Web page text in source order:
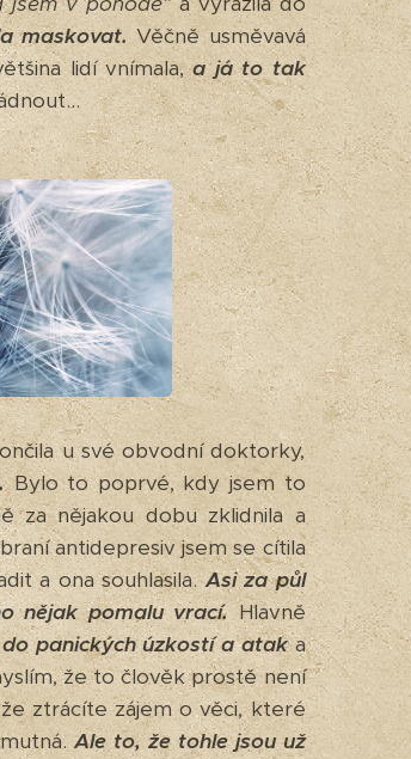
maskovat.Věčně usměvavá
lidí vnímala,a já to tak
u své obvodní doktorky,
Bylo to poprvé, kdy jsem to
za nějakou dobu zklidnila a
antidepresiv jsem se cítila
a ona souhlasila.Asi za půl
nějak pomalu vrací.Hlavně
do panických úzkostí a ataka
že to člověk prostě není
ztrácíte zájem o věci, které
Ale to, že tohle jsou už